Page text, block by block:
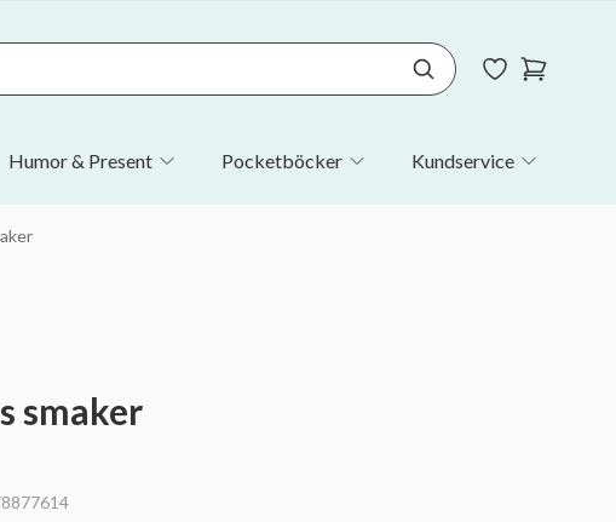
Humor & Present Pocketböcker Kundservice
smaker